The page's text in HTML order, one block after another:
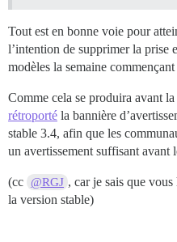
Tout est en bonne voie pour
l’intention de supprimer la prise
modèles la semaine
Comme cela se produira avant
rétroporté la bannière
stable 3.4, afin que les
un avertissement suffisant avant
(cc @RGJ , car je sais que
la version stable)